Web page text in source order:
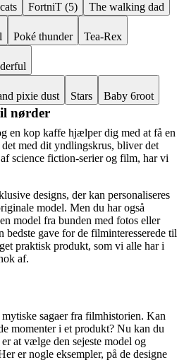
FortniT (5) The walking dad
Poké thunder Tea-Rex
pixie dust Stars Baby 6root
nørder
en kop kaffe hjælper dig med at få en
med dit yndlingskrus, bliver det
science fiction-serier og film, har vi
designs, der kan personaliseres
model. Men du har også
model fra bunden med fotos eller
gave for de filminteresserede til
praktisk produkt, som vi alle har i
af.
sagaer fra filmhistorien. Kan
momenter i et produkt? Nu kan du
at vælge den sejeste model og
er nogle eksempler, på de designe